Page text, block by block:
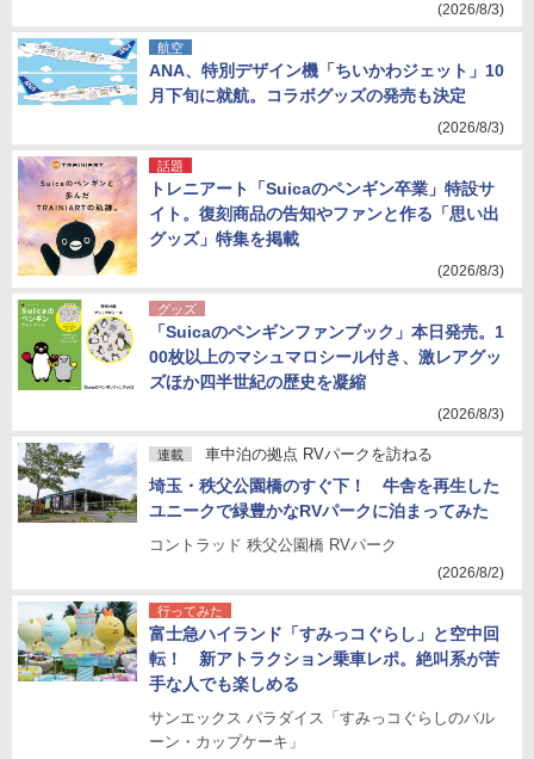
(2026/8/3)
航空
ANA、特別デザイン機「ちいかわジェット」10
月下旬に就航。コラボグッズの発売も決定
(2026/8/3)
話題
トレニアート「Suicaのペンギン卒業」特設サ
イト。復刻商品の告知やファンと作る「思い出
グッズ」特集を掲載
(2026/8/3)
グッズ
「Suicaのペンギンファンブック」本日発売。1
00枚以上のマシュマロシール付き、激レアグッ
ズほか四半世紀の歴史を凝縮
(2026/8/3)
連載 車中泊の拠点 RVパークを訪ねる
埼玉・秩父公園橋のすぐ下！ 牛舎を再生した
ユニークで緑豊かなRVパークに泊まってみた
コントラッド 秩父公園橋 RVパーク
(2026/8/2)
行ってみた
富士急ハイランド「すみっコぐらし」と空中回
転！ 新アトラクション乗車レポ。絶叫系が苦
手な人でも楽しめる
サンエックス パラダイス「すみっコぐらしのバル
ーン・カップケーキ」